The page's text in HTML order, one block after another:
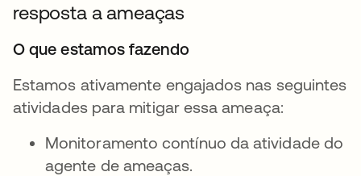
resposta a ameaças
O que estamos fazendo
Estamos ativamente engajados nas seguintes
atividades para mitigar essa ameaça:
Monitoramento contínuo da atividade do
agente de ameaças.